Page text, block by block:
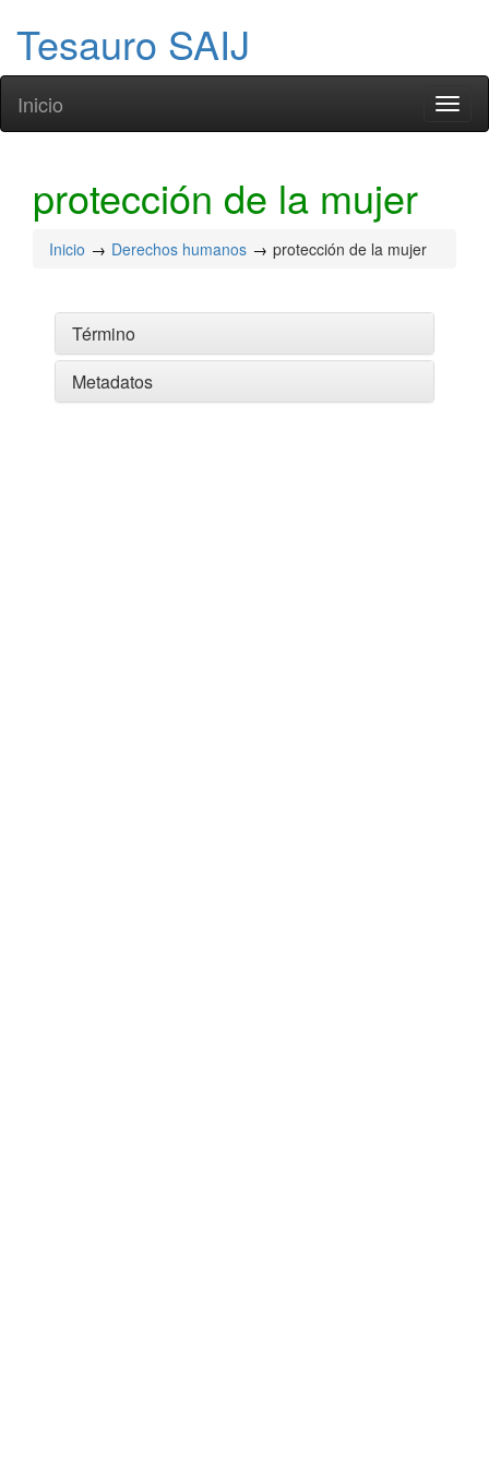
Tesauro SAIJ
Inicio
protección de la mujer
Inicio Derechos humanos protección de la mujer
Término
Metadatos